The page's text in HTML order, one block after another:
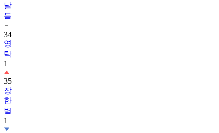
날
들
34
영
탁
1
35
장
한
별
1